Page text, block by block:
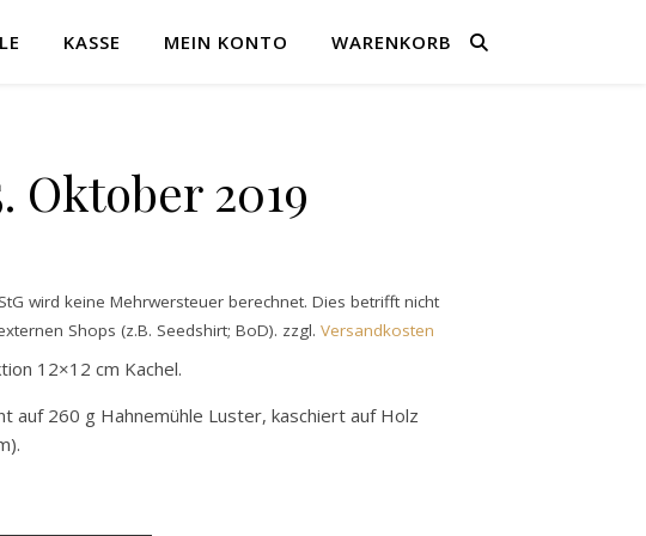
KASSE MEIN KONTO WARENKORB
Oktober 2019
wird keine Mehrwersteuer berechnet. Dies betrifft nicht
Shops (z.B. Seedshirt; BoD). zzgl. Versandkosten
12×12 cm Kachel.
auf 260 g Hahnemühle Luster, kaschiert auf Holz